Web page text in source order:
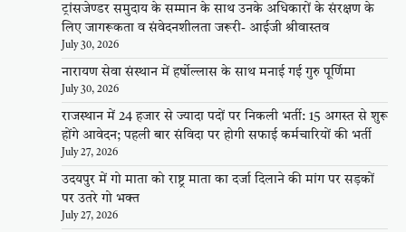
ट्रांसजेण्डर समुदाय के सम्मान के साथ उनके अधिकारों के संरक्षण के
लिए जागरूकता व संवेदनशीलता जरूरी- आईजी श्रीवास्तव
July 30, 2026
नारायण सेवा संस्थान में हर्षोल्लास के साथ मनाई गई गुरु पूर्णिमा
July 30, 2026
राजस्थान में 24 हजार से ज्यादा पदों पर निकली भर्ती: 15 अगस्त से शुरू
होंगे आवेदन; पहली बार संविदा पर होगी सफाई कर्मचारियों की भर्ती
July 27, 2026
उदयपुर में गो माता को राष्ट्र माता का दर्जा दिलाने की मांग पर सड़कों
पर उतरे गो भक्त
July 27, 2026